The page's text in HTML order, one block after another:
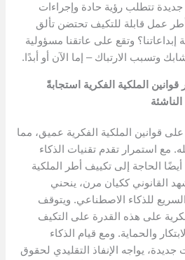
تتطلب رؤية حادة وإجراءات
عمل قابلة للتكيف تحتضن تألق
وتقع على عاتقنا مسؤولية
وتسبب الارتباك – إما الآن أو أبدًا.
الملكية الفكرية استجابةً
قوانين الملكية الفكرية عميق، مما
مع استمرار تقدم تقنيات الذكاء
أيضًا الحاجة إلى تكييف أطر الملكية
القانوني ككيان مرن، ينحني
للذكاء الاصطناعي. ويتوقف
على هذه القدرة على التكيف
والحماية. ومع قيام الذكاء
يواجه الإنفاذ التقليدي لحقوق